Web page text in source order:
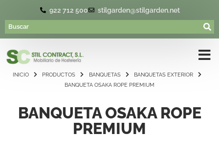
922 712 500 stilgarden@stilgarden.net
INICIO PRODUCTOS BANQUETAS
BANQUETAS EXTERIOR
BANQUETA OSAKA ROPE PREMIUM
BANQUETA OSAKA ROPE
PREMIUM